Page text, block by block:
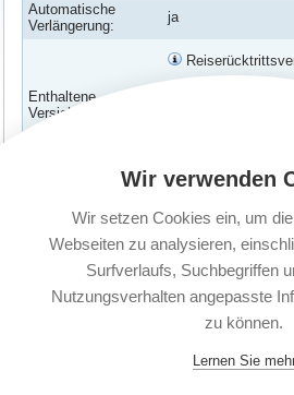
Automatische
Verlängerung:
ja
Enthaltene
Versicherungen:
Paar: Zwei
Kündigungsfrist:
1 Monat vor Ablauf
Wir verwenden
Wir setzen Cookies ein, um
Webseiten zu analysieren,
Surfverlaufs, Suchbegriffen
Nutzungsverhalten angepasste
zu können.
Lernen Sie